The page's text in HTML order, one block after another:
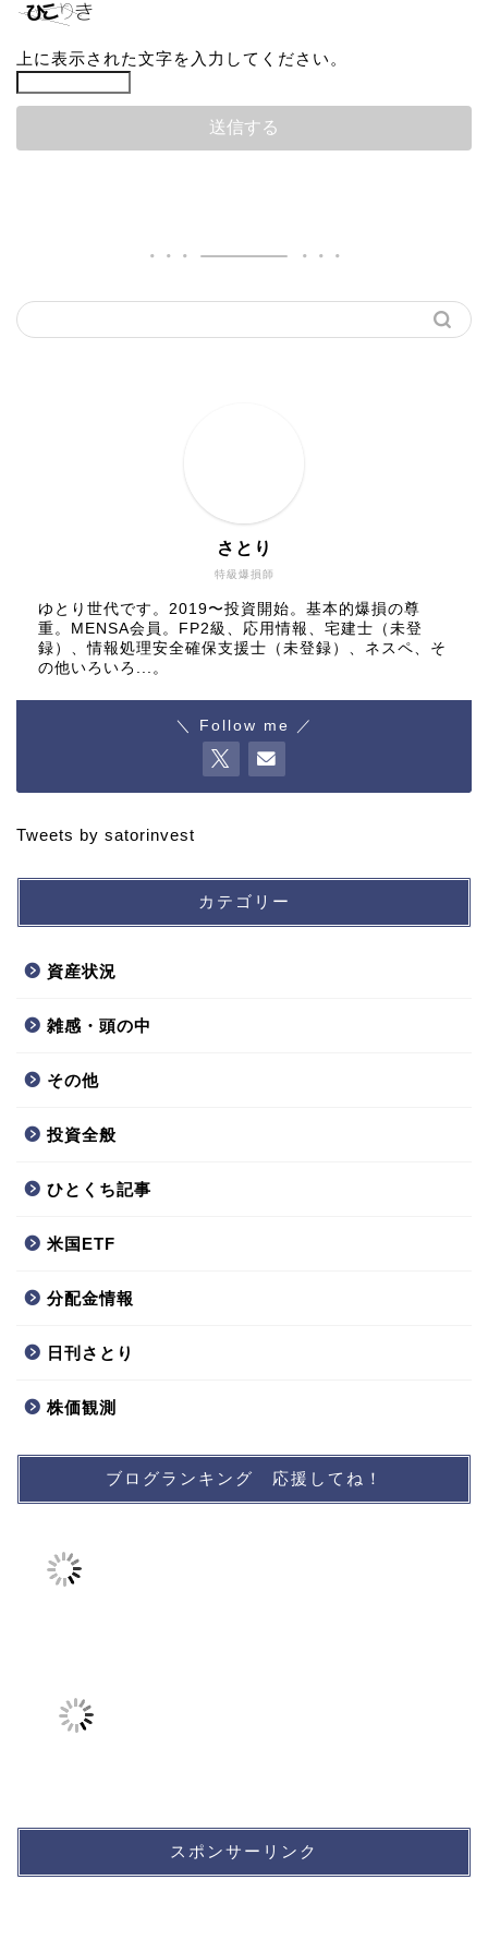
上に表示された文字を入力してください。
特級爆損師
さとり
ゆとり世代です。2019〜投資開始。基本的爆損の尊
重。MENSA会員。FP2級、応用情報、宅建士（未登
録）、情報処理安全確保支援士（未登録）、ネスペ、そ
の他いろいろ...。
＼ Follow me ／
Tweets by satorinvest
カテゴリー
資産状況
雑感・頭の中
その他
投資全般
ひとくち記事
米国ETF
分配金情報
日刊さとり
株価観測
ブログランキング 応援してね！
スポンサーリンク